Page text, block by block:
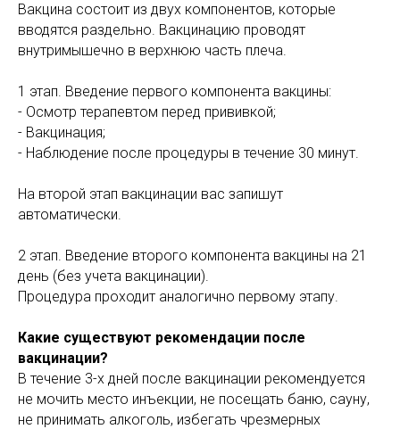
Вакцина состоит из двух компонентов, которые
вводятся раздельно. Вакцинацию проводят
внутримышечно в верхнюю часть плеча.
1 этап. Введение первого компонента вакцины:
- Осмотр терапевтом перед прививкой;
- Вакцинация;
- Наблюдение после процедуры в течение 30 минут.
На второй этап вакцинации вас запишут
автоматически.
2 этап. Введение второго компонента вакцины на 21
день (без учета вакцинации).
Процедура проходит аналогично первому этапу.
Какие существуют рекомендации после
вакцинации?
В течение 3-х дней после вакцинации рекомендуется
не мочить место инъекции, не посещать баню, сауну,
не принимать алкоголь, избегать чрезмерных